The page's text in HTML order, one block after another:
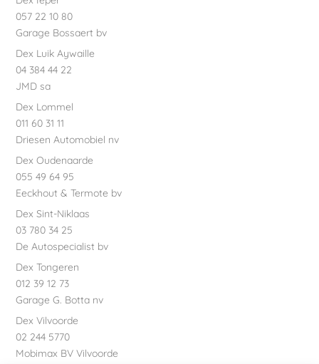
057 22 10 80
Garage Bossaert bv
Dex Luik Aywaille
04 384 44 22
JMD sa
Dex Lommel
011 60 31 11
Driesen Automobiel nv
Dex Oudenaarde
055 49 64 95
Eeckhout & Termote bv
Dex Sint-Niklaas
03 780 34 25
De Autospecialist bv
Dex Tongeren
012 39 12 73
Garage G. Botta nv
Dex Vilvoorde
02 244 5770
Mobimax BV Vilvoorde